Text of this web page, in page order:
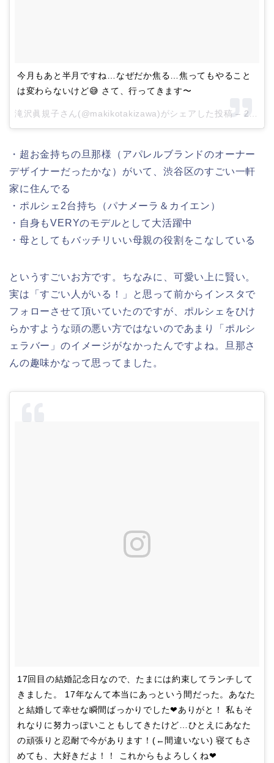
今月もあと半月ですね…なぜだか焦る…焦ってもやること
は変わらないけど😅 さて、行ってきます〜
滝沢眞規子さん(@makikotakizawa)がシェアした投稿 – 2016 12月 14 5:20午後 PST
・超お金持ちの旦那様（アパレルブランドのオーナー
デザイナーだったかな）がいて、渋谷区のすごい一軒
家に住んでる
・ポルシェ2台持ち（パナメーラ＆カイエン）
・自身もVERYのモデルとして大活躍中
・母としてもバッチリいい母親の役割をこなしている
というすごいお方です。ちなみに、可愛い上に賢い。
実は「すごい人がいる！」と思って前からインスタで
フォローさせて頂いていたのですが、ポルシェをひけ
らかすような頭の悪い方ではないのであまり「ポルシ
ェラバー」のイメージがなかったんですよね。旦那さ
んの趣味かなって思ってました。
17回目の結婚記念日なので、たまには約束してランチして
きました。 17年なんて本当にあっという間だった。あなた
と結婚して幸せな瞬間ばっかりでした❤ありがと！ 私もそ
れなりに努力っぽいこともしてきたけど…ひとえにあなた
の頑張りと忍耐で今があります！(←間違いない) 寝てもさ
めても、大好きだよ！！ これからもよろしくね❤